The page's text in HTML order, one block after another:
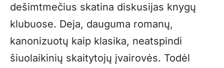
dešimtmečius skatina diskusijas knygų
klubuose. Deja, dauguma romanų,
kanonizuotų kaip klasika, neatspindi
šiuolaikinių skaitytojų įvairovės. Todėl